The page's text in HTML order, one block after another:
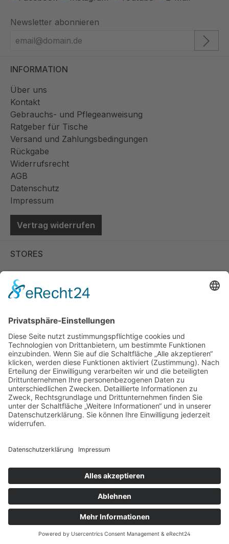
Newsletter abonnieren
INFORMATION
Über uns
Kontakt
Gebrauchs- und Pflegeanweisung
Ratgeber für Tische
Versand und Zahlungsbedingungen
Rückgabe
Widerrufsrecht
AGB
Datenschutz
Impressum
Vertrag widerrufen
STORES
Store Viernheim
Store Berlin
Handelspartner Köln
SICHERE BEZAHLUNG
ZUVERLÄSSIGER VERSAND
Alle Preise inkl. gesetzl. Mehrwertsteuer zzgl.
Versandkostenund ggf. Nachnahmegebühren, wenn
nicht anders angegeben.